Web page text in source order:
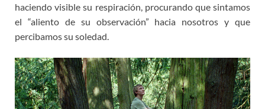
haciendo visible su respiración, procurando que sintamos
el “aliento de su observación” hacia nosotros y que
percibamos su soledad.